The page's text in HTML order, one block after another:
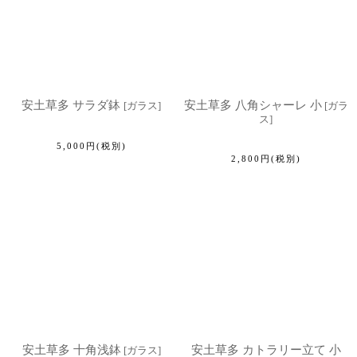
安土草多 サラダ鉢 [ガラス]
5,000 円 (税別)
安土草多 八角シャーレ 小 [ガラ
ス]
2,800 円 (税別)
安土草多 十角浅鉢 [ガラス] 安土草多 カトラリー立て 小